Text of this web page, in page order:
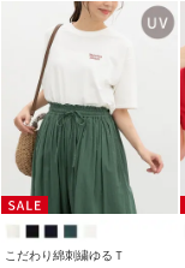
こだわり綿刺繍ゆるＴ